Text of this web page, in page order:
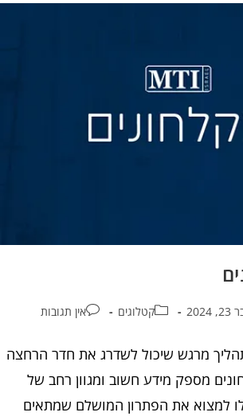
קטלוגים אין תגובות
מרגש שיכול לשדרג את חדר הרחצה
מספק מידע חשוב ומגוון רחב של
למצוא את הפתרון המושלם שמתאים